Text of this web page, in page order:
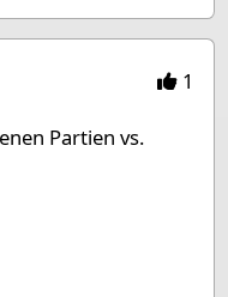
'25 1
Partien vs.